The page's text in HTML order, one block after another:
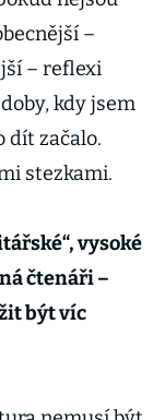
–
– reflexi
kdy jsem
dít začalo.
stezkami.
vysoké
čtenáři –
být víc